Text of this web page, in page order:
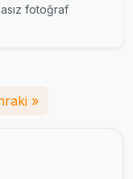
fotoğraf
»